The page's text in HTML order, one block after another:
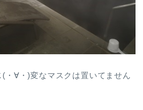
・∀・)変なマスクは置いてません